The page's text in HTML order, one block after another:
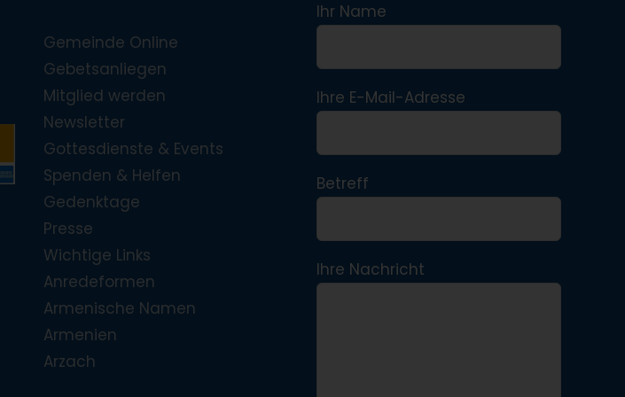
Gemeinde Online
Gebetsanliegen
Mitglied werden
Newsletter
Gottesdienste & Events
Spenden & Helfen
Gedenktage
Presse
Wichtige Links
Anredeformen
Armenische Namen
Armenien
Arzach
Ihr Name
Ihre E-Mail-Adresse
Betreff
Ihre Nachricht